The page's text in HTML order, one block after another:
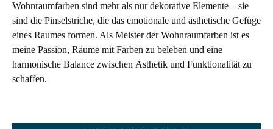
Wohnraumfarben sind mehr als nur dekorative Elemente – sie
sind die Pinselstriche, die das emotionale und ästhetische Gefüge
eines Raumes formen. Als Meister der Wohnraumfarben ist es
meine Passion, Räume mit Farben zu beleben und eine
harmonische Balance zwischen Ästhetik und Funktionalität zu
schaffen.